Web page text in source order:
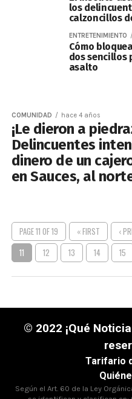
los
calzoncillos
ENTRETENIMIENTO
Cómo
dos sencillos
asalto
COMUNIDAD hace 4 años
¡Le dieron a
Delincuentes
dinero de un
en Sauces, al
PAGE 11 OF 19 « FIRST ‹
11
12 13 14 15
© 2022 ¡Qué
Tarifario
Según el Art. 60 de la Ley